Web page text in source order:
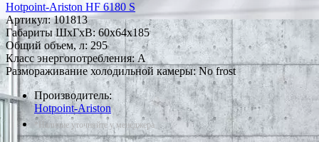
Hotpoint-Ariston HF 6180 S
Артикул:101813
Габариты ШxГxВ: 60x64x185
Общий объем, л: 295
Класс энергопотребления: A
Размораживание холодильной камеры: No frost
Производитель:
Hotpoint-Ariston
*Наличие уточняйте у менеджера